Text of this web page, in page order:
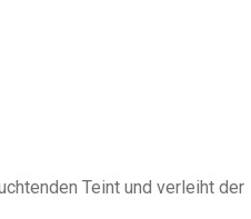
Teint und verleiht der